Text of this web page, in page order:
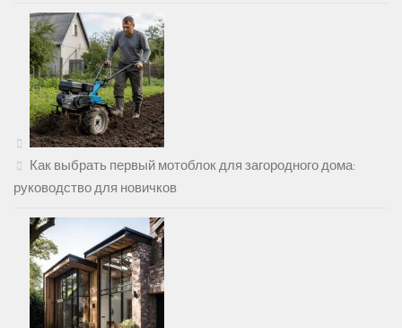
Как выбрать первый мотоблок для загородного дома:
руководство для новичков